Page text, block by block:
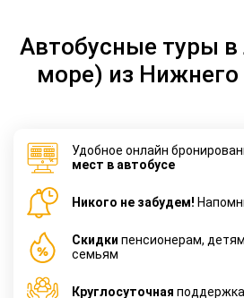
Автобусные туры
море) из
Удобное онлайн
мест в автобусе
Никого не забудем!
Cкидки пенсионерам,
семьям
Круглосуточная поддержка